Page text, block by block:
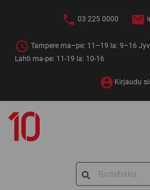
03 225 0000
Tampere ma–pe: 11–19 la: 9–16
Lahti ma-pe: 11-19 la: 10-16
Kirjaudu
10
Search